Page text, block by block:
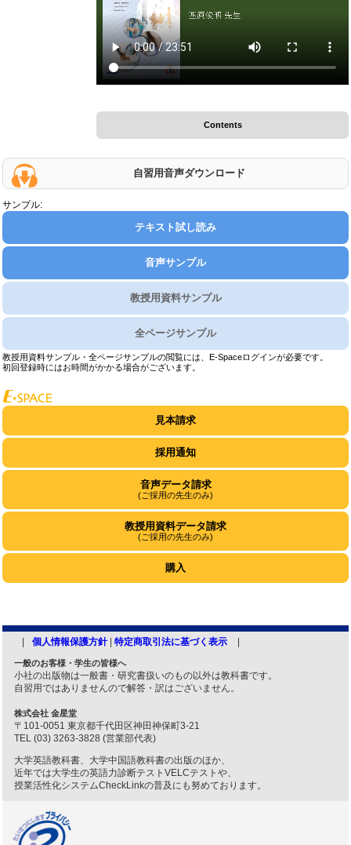
Contents
自習用音声ダウンロード
サンプル:
テキスト試し読み
音声サンプル
教授用資料サンプル
全ページサンプル
教授用資料サンプル・全ページサンプルの閲覧には、E-Spaceログインが必要です。
初回登録時にはお時間がかかる場合がございます。
見本請求
採用通知
音声データ請求
(ご採用の先生のみ)
教授用資料データ請求
(ご採用の先生のみ)
購入
個人情報保護方針| 特定商取引法に基づく表示
一般のお客様・学生の皆様へ
小社の出版物は一般書・研究書扱いのもの以外は教科書です。
自習用ではありませんので解答・訳はございません。
株式会社 金星堂
〒101-0051 東京都千代田区神田神保町3-21
TEL (03) 3263-3828 (営業部代表)
大学英語教科書、大学中国語教科書の出版のほか、
近年では大学生の英語力診断テストVELCテストや、
授業活性化システムCheckLinkの普及にも努めております。